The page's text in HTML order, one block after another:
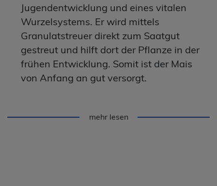
Jugendentwicklung und eines vitalen
Wurzelsystems. Er wird mittels
Granulatstreuer direkt zum Saatgut
gestreut und hilft dort der Pflanze in der
frühen Entwicklung. Somit ist der Mais
von Anfang an gut versorgt.
mehr lesen